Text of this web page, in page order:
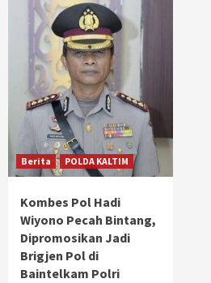
Berita POLDA KALTIM
Kombes Pol Hadi
Wiyono Pecah Bintang,
Dipromosikan Jadi
Brigjen Pol di
Baintelkam Polri